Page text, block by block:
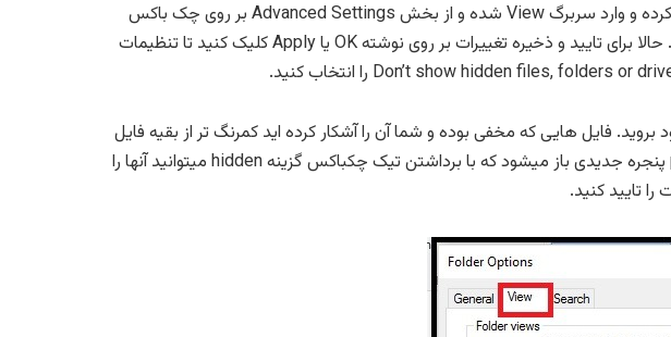
همچنین میتوانید وارد control panel شده و گزینه folder option را انتخاب کرده و وارد سربرگ View شده و از بخش Advanced Settings بر روی چک باکس
کناری گزینه Show hidden files ,folders, or drives کلیک کنید تا فعال شود. حالا برای تایید و ذخیره تغییرات بر روی نوشته OK یا Apply کلیک کنید تا تنظیمات
فایل هایی که مخفی بوده و شما آن را آشکار کرده اید کمرنگ تر از بقیه فایل
ها نمایش داده میشوند با راست کلیک بر روی آنها و انتخاب گزینه properties پنجره جدیدی باز میشود که با برداشتن تیک چکباکس گزینه hidden میتوانید آنها را